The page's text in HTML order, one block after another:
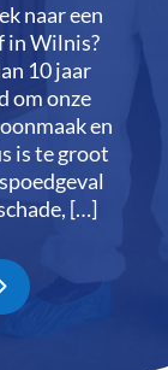
naar een
in Wilnis?
10 jaar
om onze
en
is te groot
[…]